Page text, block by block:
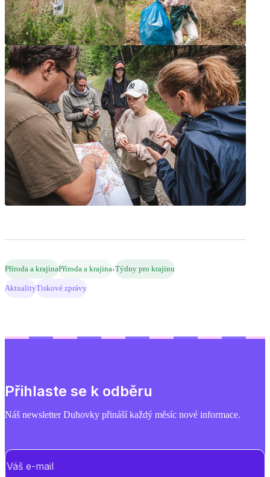
Příroda a krajinaPříroda a krajina›Týdny pro krajinu
AktualityTiskové zprávy
Přihlaste se k odběru
Náš newsletter Duhovky přináší každý měsíc nové informace.
E-mail